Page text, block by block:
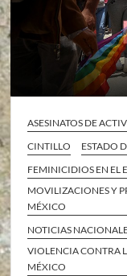
ASESINATOS DE
CINTILLO
ESTADO
FEMINICIDIOS EN EL
MOVILIZACIONES Y
MÉXICO
NOTICIAS
VIOLENCIA CONTRA
MÉXICO